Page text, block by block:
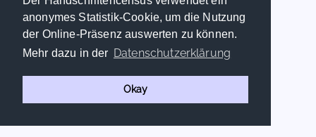
anonymes Statistik-Cookie, um die Nutzung
der Online-Präsenz auswerten zu können.
Mehr dazu in der Datenschutzerklärung
Okay